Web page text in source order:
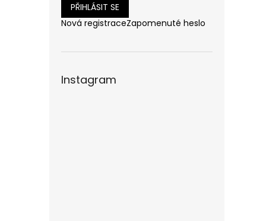
PŘIHLÁSIT SE
Nová registraceZapomenuté heslo
Instagram